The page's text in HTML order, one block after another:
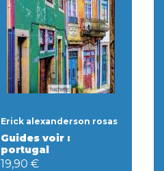
Erick alexanderson rosas
Guides voir :
portugal
19,90 €